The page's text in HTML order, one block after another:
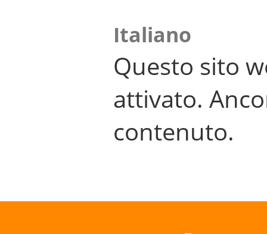
Italiano
Questo sito
attivato.
contenuto.